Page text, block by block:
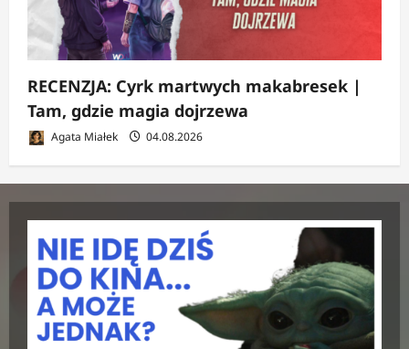
RECENZJA: Cyrk martwych makabresek |
Tam, gdzie magia dojrzewa
Agata Miałek 04.08.2026